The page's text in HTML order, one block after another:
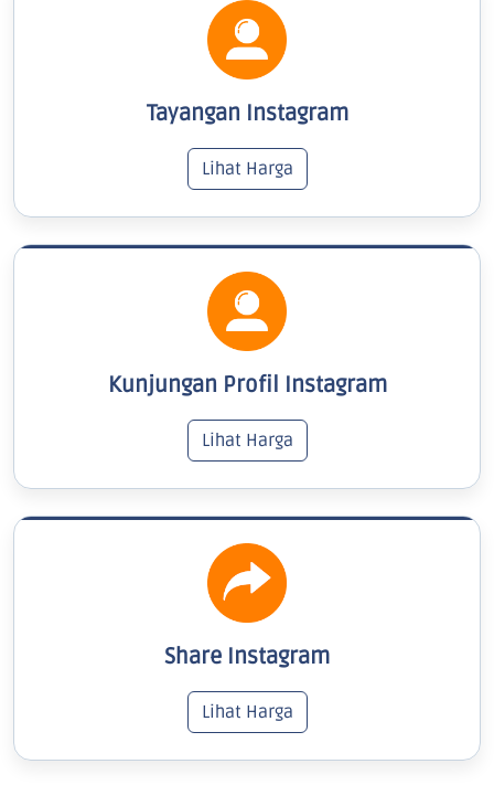
Tayangan Instagram
Lihat Harga
Kunjungan Profil Instagram
Lihat Harga
Share Instagram
Lihat Harga